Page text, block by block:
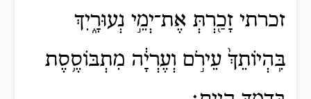
זכרתי זָכַ֖רְתְּ אֶת־יְמֵ֣י נְעוּרָ֑יִךְ
בִּֽהְיוֹתֵךְ֙ עֵירֹ֣ם וְעֶרְיָ֔ה מִתְבּוֹסֶ֥סֶת